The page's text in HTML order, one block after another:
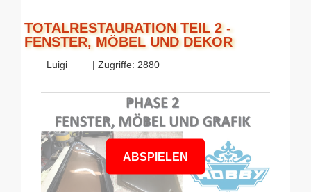
TOTALRESTAURATION TEIL 2 -
FENSTER, MÖBEL UND DEKOR
Luigi | Zugriffe: 2880
ABSPIELEN